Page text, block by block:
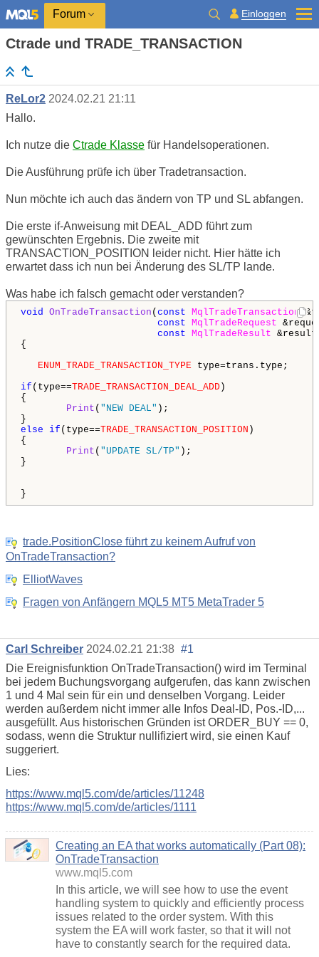
Forum Einloggen
Ctrade und TRADE_TRANSACTION
ReLor2 2024.02.21 21:11
Hallo.
Ich nutze die Ctrade Klasse für Handelsoperationen.
Die Ausführung prüfe ich über Tradetransaction.
Nun möchte ich auch das ändern von TP und SL abfangen.
Die erste if-Anweisung mit DEAL_ADD führt zum
gewünschten Ergebnis. Die zweite mit
TRANSACTION_POSITION leider nicht. Hier hätte ich
erwartet dass ich nun bei Änderung des SL/TP lande.
Was habe ich falsch gemacht oder verstanden?
void OnTradeTransaction ( const MqlTradeTransaction
const MqlTradeRequest
const MqlTradeResult
{
ENUM_TRADE_TRANSACTION_TYPE type=trans.type;
if (type==TRADE_TRANSACTION_DEAL_ADD )
{
Print ( "NEW DEAL" );
else
if (type==TRADE_TRANSACTION_POSITION )
{
Print ( "UPDATE SL/TP" );
}
}
trade.PositionClose führt zu keinem Aufruf von
OnTradeTransaction?
ElliotWaves
Fragen von Anfängern MQL5 MT5 MetaTrader 5
Carl Schreiber 2024.02.21 21:38 #1
Die Ereignisfunktion OnTradeTransaction() wird im Terminal
bei jedem Buchungsvorgang aufgerufen, das kann zwischen
1 und 4 Mal sein für ein und denselben Vorgang. Leider
werden außerdem nicht immer alle Infos Deal-ID, Pos.-ID,...
ausgefüllt. Aus historischen Gründen ist ORDER_BUY == 0,
sodass, wenn die Struktur nullifiziert wird, sie einen Kauf
suggeriert.
Lies:
https://www.mql5.com/de/articles/11248
https://www.mql5.com/de/articles/1111
Creating an EA that works automatically (Part 08):
OnTradeTransaction
www.mql5.com
In this article, we will see how to use the event
handling system to quickly and efficiently process
issues related to the order system. With this
system the EA will work faster, so that it will not
have to constantly search for the required data.